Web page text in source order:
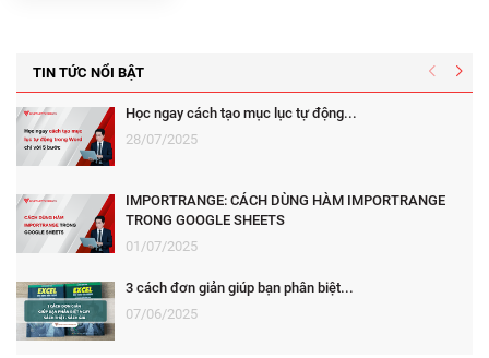
TIN TỨC NỔI BẬT
Học ngay cách tạo mục lục tự động...
28/07/2025
IMPORTRANGE: CÁCH DÙNG HÀM IMPORTRANGE
TRONG GOOGLE SHEETS
01/07/2025
3 cách đơn giản giúp bạn phân biệt...
07/06/2025